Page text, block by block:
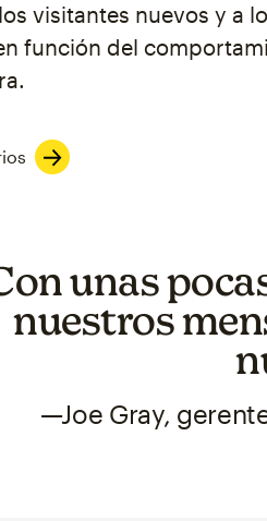
visitantes nuevos y a
función del
unas
nuestros
—Joe Gray,